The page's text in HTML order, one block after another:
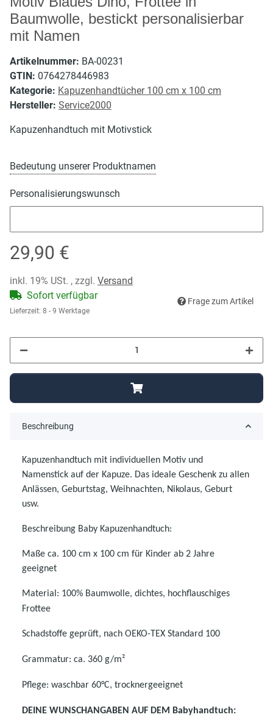
Baumwolle, bestickt personalisierbar
mit Namen
Artikelnummer: BA-00231
GTIN: 0764278446983
Kategorie: Kapuzenhandtücher 100 cm x 100 cm
Hersteller: Service2000
Kapuzenhandtuch mit Motivstick
Bedeutung unserer Produktnamen
Personalisierungswunsch
29,90 €
inkl. 19% USt. , zzgl. Versand
Sofort verfügbar
Lieferzeit: 8 - 9 Werktage
Frage zum Artikel
Beschreibung
Kapuzenhandtuch mit individuellen Motiv und
Namenstick auf der Kapuze. Das ideale Geschenk zu allen
Anlässen, Geburtstag, Weihnachten, Nikolaus, Geburt
usw.
Beschreibung Baby Kapuzenhandtuch:
Maße ca. 100 cm x 100 cm für Kinder ab 2 Jahre
geeignet
Material: 100% Baumwolle, dichtes, hochflauschiges
Frottee
Schadstoffe geprüft, nach OEKO-TEX Standard 100
Grammatur: ca. 360 g/m²
Pflege: waschbar 60°C, trocknergeeignet
DEINE WUNSCHANGABEN AUF DEM Babyhandtuch: